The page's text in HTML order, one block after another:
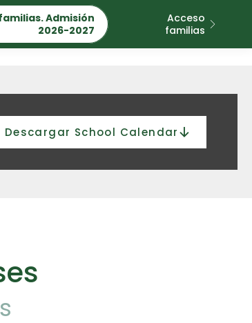
Admisión
2026-2027
Acceso
familias
Descargar School Calendar​